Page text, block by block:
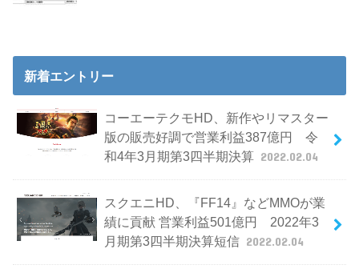
新着エントリー
コーエーテクモHD、新作やリマスター
版の販売好調で営業利益387億円 令
和4年3月期第3四半期決算 2022.02.04
スクエニHD、『FF14』などMMOが業
績に貢献 営業利益501億円 2022年3
月期第3四半期決算短信 2022.02.04